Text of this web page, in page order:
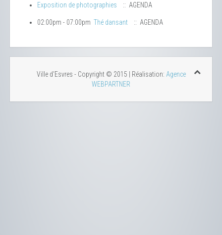
Exposition de photographies
:: AGENDA
02:00pm - 07:00pm Thé dansant :: AGENDA
Ville d'Esvres - Copyright © 2015 | Réalisation: Agence
WEBPARTNER